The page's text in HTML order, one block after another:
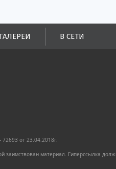
ГАЛЕРЕИ В СЕТИ
от 23.04.2018г.
заимствован материал. Гиперссылка